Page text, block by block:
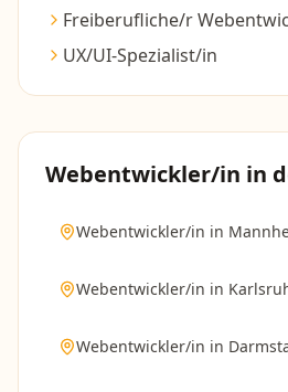
Freiberufliche/r
UX/UI-Spezialist/in
Webentwickler/in in
Webentwickler/in in
Webentwickler/in in
Webentwickler/in in